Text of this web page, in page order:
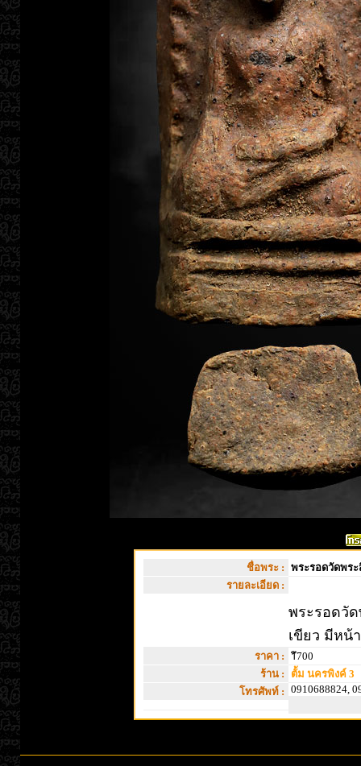
ชื่อพระ : พระรอดวัดพระ
รายละเอียด :
พระรอดวัด
เขียว มีหน้
ราคา : 1ึ700
ร้าน :
ตั้ม นครพิงค์ 3
โทรศัพท์ : 0910688824,